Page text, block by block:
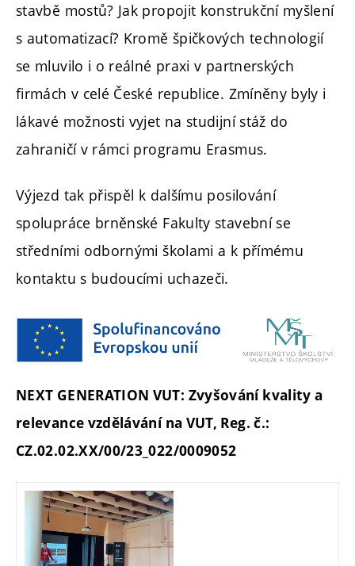
stavbě mostů? Jak propojit konstrukční myšlení
s automatizací? Kromě špičkových technologií
se mluvilo i o reálné praxi v partnerských
firmách v celé České republice. Zmíněny byly i
lákavé možnosti vyjet na studijní stáž do
zahraničí v rámci programu Erasmus.
Výjezd tak přispěl k dalšímu posilování
spolupráce brněnské Fakulty stavební se
středními odbornými školami a k přímému
kontaktu s budoucími uchazeči.
NEXT GENERATION VUT: Zvyšování kvality a
relevance vzdělávání na VUT, Reg. č.:
CZ.02.02.XX/00/23_022/0009052